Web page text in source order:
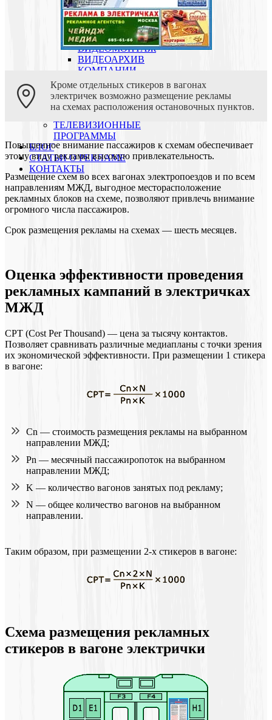
СЮЖЕТЫ, ФИЛЬМЫ
ВИДЕОПРОЗВОДСТВО:
ВИДЕОСЪЕМКА
ВИДЕОПРОЗВОДСТВО:
ВИДЕОМОНТАЖ
ВИДЕОАРХИВ
КОМПАНИИ
О КОМПАНИИ
ПОРТФОЛИО
РЕКЛАМНЫЕ РОЛИКИ
РЕКЛАМНЫЕ КАМПАНИИ
ТЕЛЕВИЗИОННЫЕ
ПРОГРАММЫ
БЛОГ
СТАТЬИ О РЕКЛАМЕ
КОНТАКТЫ
Кроме отдельных стикеров в вагонах
электричек возможно размещение рекламы
на схемах расположения остановочных пунктов.
Повышенное внимание пассажиров к схемам обеспечивает
этому виду рекламы высокую привлекательность.
Размещение схем во всех вагонах электропоездов и по всем
направлениям МЖД, выгодное месторасположение
рекламных блоков на схеме, позволяют привлечь внимание
огромного числа пассажиров.
Срок размещения рекламы на схемах — шесть месяцев.
Оценка эффективности проведения
рекламных кампаний в электричках
МЖД
CPT (Cost Per Thousand) — цена за тысячу контактов.
Позволяет сравнивать различные медиапланы с точки зрения
их экономической эффективности. При размещении 1 стикера
в вагоне:
Cn — стоимость размещения рекламы на выбранном
направлении МЖД;
Pn — месячный пассажиропоток на выбранном
направлении МЖД;
K — количество вагонов занятых под рекламу;
N — общее количество вагонов на выбранном
направлении.
Таким образом, при размещении 2-х стикеров в вагоне:
Схема размещения рекламных
стикеров в вагоне электрички